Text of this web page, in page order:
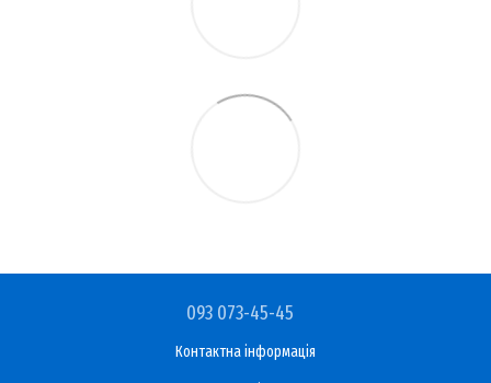
093 073-45-45
Контактна інформація